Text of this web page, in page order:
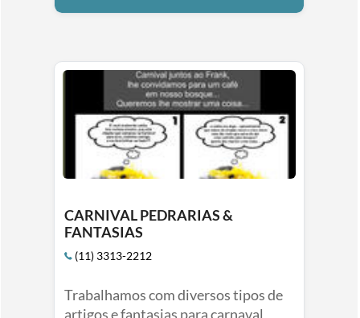
CARNIVAL PEDRARIAS &
FANTASIAS
(11) 3313-2212
Trabalhamos com diversos tipos de
artigos e fantasias para carnaval,